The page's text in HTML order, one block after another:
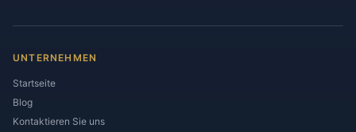
UNTERNEHMEN
Startseite
Blog
Kontaktieren Sie uns